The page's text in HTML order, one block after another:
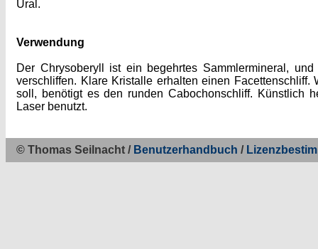
Ural.
Verwendung
Der Chrysoberyll ist ein begehrtes Sammlermineral,
verschliffen. Klare Kristalle erhalten einen Facettenschliff.
soll, benötigt es den runden Cabochonschliff. Künstlich
Laser benutzt.
© Thomas Seilnacht / Benutzerhandbuch /